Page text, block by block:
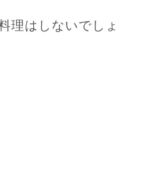
理はしないでしょ